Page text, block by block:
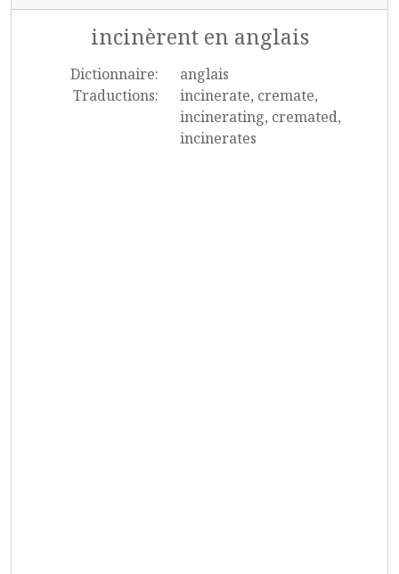
incinèrent en anglais
Dictionnaire:
anglais
Traductions:
incinerate, cremate,
incinerating, cremated,
incinerates